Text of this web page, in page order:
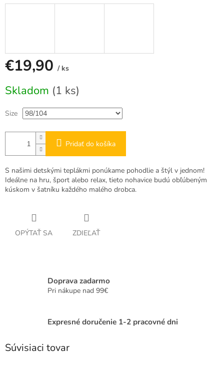
€19,90 / ks
cena:
Skladom (1 ks)
Size
Pridať do košíka
S našimi detskými teplákmi ponúkame pohodlie a štýl v jednom!
Ideálne na hru, šport alebo relax, tieto nohavice budú obľúbeným
kúskom v šatníku každého malého drobca.
OPÝTAŤ SA ZDIEĽAŤ
Doprava zadarmo
Pri nákupe nad 99€
Expresné doručenie 1-2 pracovné dni
Súvisiaci tovar